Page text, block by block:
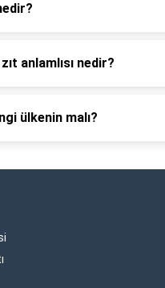
anlamlısı nedir?
ülkenin malı?